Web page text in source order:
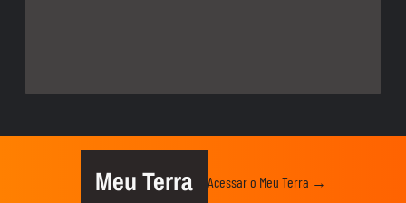
Meu Terra Acessar o Meu Terra →